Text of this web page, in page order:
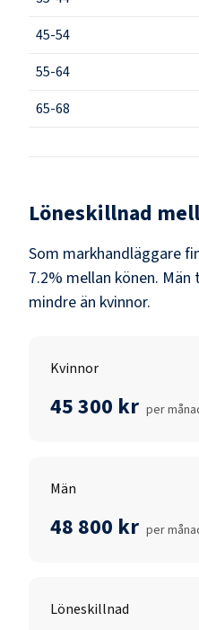
45-54
55-64
65-68
Löneskillnad
Som markhandläggare
7.2% mellan könen. Män
mindre än kvinnor.
Kvinnor
45 300 kr per
Män
48 800 kr per
Löneskillnad